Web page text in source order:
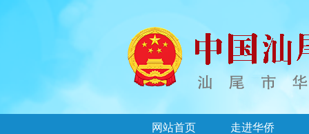
网站首页 走进华侨